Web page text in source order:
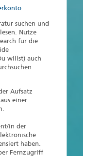
suchen und
Nutze
für die
willst) auch
Aufsatz
einer
in der
haben.
Fernzugriff